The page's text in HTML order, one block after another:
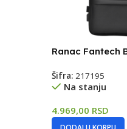
Ranac Fantech
Šifra: 217195
Na stanju
4.969,00 RSD